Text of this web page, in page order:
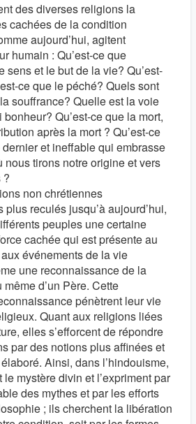
des diverses religions la
cachées de la condition
aujourd’hui, agitent
humain : Qu’est-ce que
sens et le but de la vie? Qu’est-
ce que le péché? Quels sont
souffrance? Quelle est la voie
Qu’est-ce que la mort,
après la mort ? Qu’est-ce
et ineffable qui embrasse
nous tirons notre origine et vers
?
non chrétiennes
reculés jusqu’à aujourd’hui,
peuples une certaine
cachée qui est présente au
événements de la vie
une reconnaissance de la
d’un Père. Cette
pénètrent leur vie
Quant aux religions liées
elles s’efforcent de répondre
par des notions plus affinées et
Ainsi, dans l’hindouisme,
mystère divin et l’expriment par
des mythes et par les efforts
; ils cherchent la libération